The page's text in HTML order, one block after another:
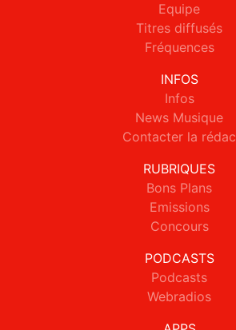
Equipe
Titres diffusés
Fréquences
INFOS
Infos
News Musique
Contacter la rédac
RUBRIQUES
Bons Plans
Emissions
Concours
PODCASTS
Podcasts
Webradios